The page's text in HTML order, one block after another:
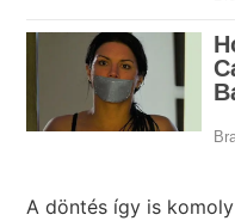
A döntés így is